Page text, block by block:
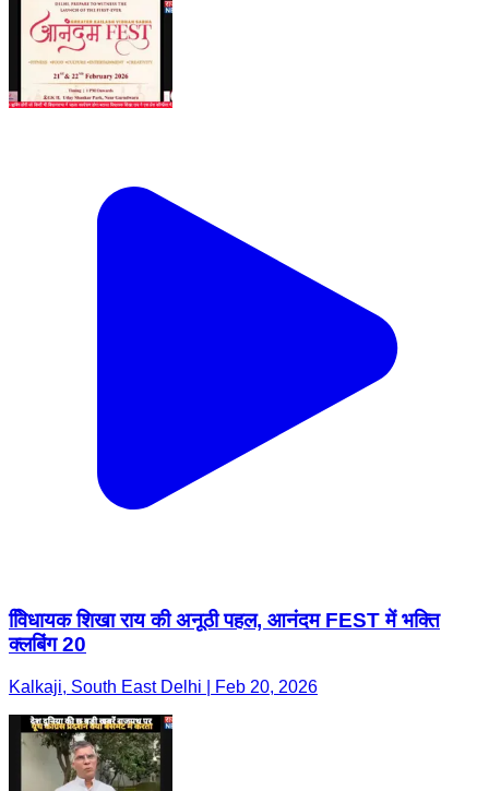
वििधायक शिखा राय की अनूठी पहल, आनंदम FEST में भक्ति
क्लबिंग 20
Kalkaji, South East Delhi | Feb 20, 2026